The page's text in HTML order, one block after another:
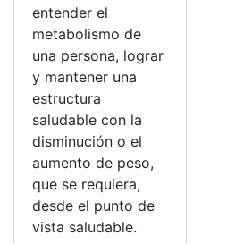
entender el
metabolismo de
una persona, lograr
y mantener una
estructura
saludable con la
disminución o el
aumento de peso,
que se requiera,
desde el punto de
vista saludable.